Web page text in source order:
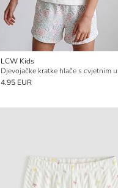
LCW Kids
Djevojačke kratke hlače s cvjetnim
4.95 EUR